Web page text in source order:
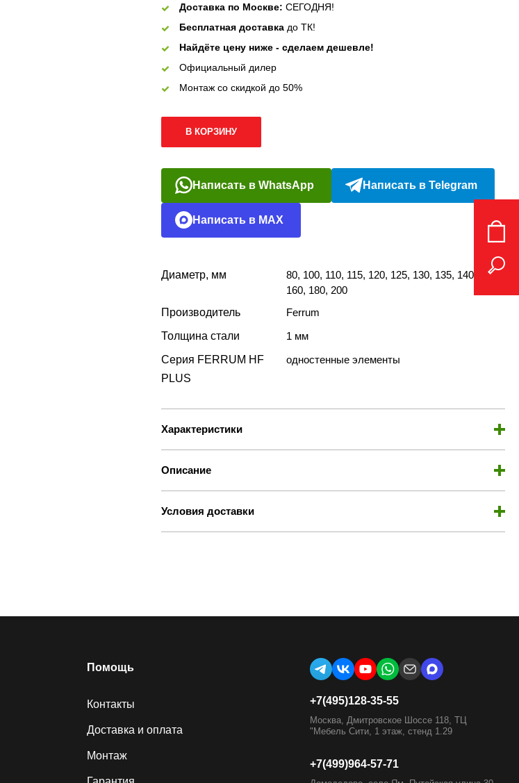
Доставка по Москве: СЕГОДНЯ!
Бесплатная доставка до ТК!
Найдёте цену ниже - сделаем дешевле!
Официальный дилер
Монтаж со скидкой до 50%
В КОРЗИНУ
Написать в WhatsApp Написать в Telegram
Написать в MAX
Диаметр, мм
80, 100, 110, 115, 120, 125, 130, 135, 140, 150,
160, 180, 200
Производитель
Ferrum
Толщина стали
1 мм
Серия FERRUM HF
PLUS
одностенные элементы
Характеристики
Описание
Условия доставки
Помощь
Контакты
Доставка и оплата
Монтаж
+7(495)128-35-55
Москва, Дмитровское Шоссе 118, ТЦ
"Мебель Сити, 1 этаж, стенд 1.29
+7(499)964-57-71